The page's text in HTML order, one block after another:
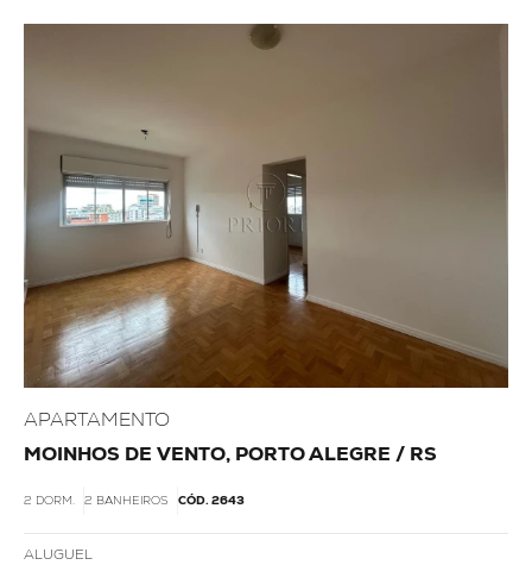
APARTAMENTO
MOINHOS DE VENTO, PORTO ALEGRE / RS
2 DORM. 2 BANHEIROS CÓD. 2643
ALUGUEL